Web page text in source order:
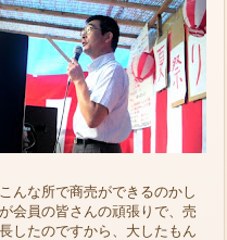
んな所で商売ができるのかし
会員の皆さんの頑張りで、売
したのですから、大したもん